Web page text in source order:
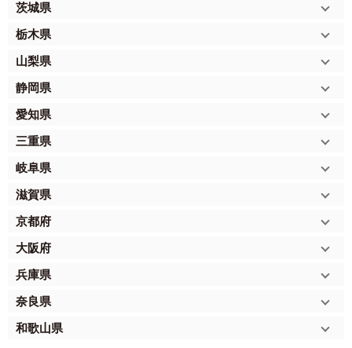
茨城県
栃木県
山梨県
静岡県
愛知県
三重県
岐阜県
滋賀県
京都府
大阪府
兵庫県
奈良県
和歌山県